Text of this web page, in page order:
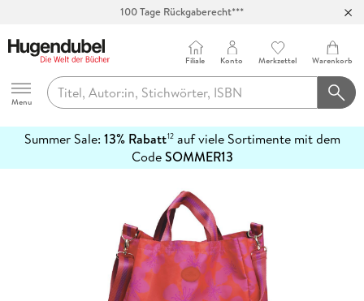
100 Tage Rückgaberecht***
Hugendubel
Menu
Filiale Konto Merkzettel Warenkorb
Summer Sale: 13% Rabatt12auf viele Sortimente mit dem
CodeSOMMER13
erfahren